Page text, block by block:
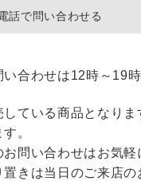
話で問い合わせる
合わせは12時～19
ている商品となり
。
問い合わせはお気軽
きは当日のご来店の